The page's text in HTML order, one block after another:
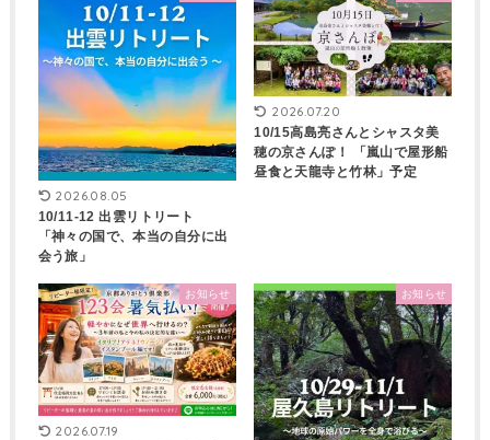
2026.08.05
10/11-12 出雲リトリート
「神々の国で、本当の自分に出
会う旅」
2026.07.20
10/15高島亮さんとシャスタ美
穂の京さんぽ！ 「嵐山で屋形船
昼食と天龍寺と竹林」予定
お知らせ
2026.07.19
お知らせ